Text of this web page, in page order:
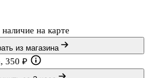
на карте
из магазина
350 ₽